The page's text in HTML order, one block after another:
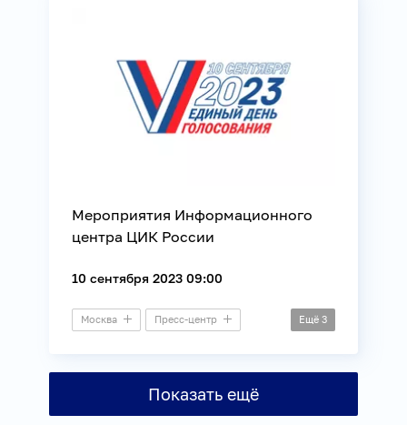
Мероприятия Информационного
центра ЦИК России
10 сентября 2023 09:00
Москва Пресс-центр Ещё 3
Показать ещё